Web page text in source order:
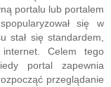
portalu lub portalem
się w
stał się standardem,
Celem tego
portal zapewnia
przeglądanie